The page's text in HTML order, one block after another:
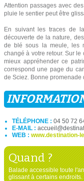
Attention passages avec
pluie le sentier peut être
En suivant les traces de
découverte de la nature,
de blé sous la meule, les
changé à votre retour. Sur
mieux appréhender ce
correspond une page du
de Sciez. Bonne
TÉLÉPHONE : 04 50 72
E-MAIL :
WEB : www.destination-
Quand ?
Balade accessible toute
glissant à certains endroits.